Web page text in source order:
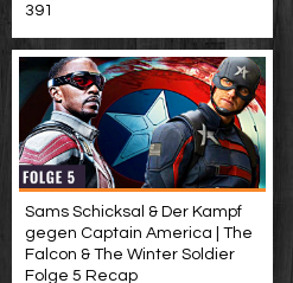
391
Sams Schicksal & Der Kampf
gegen Captain America | The
Falcon & The Winter Soldier
Folge 5 Recap